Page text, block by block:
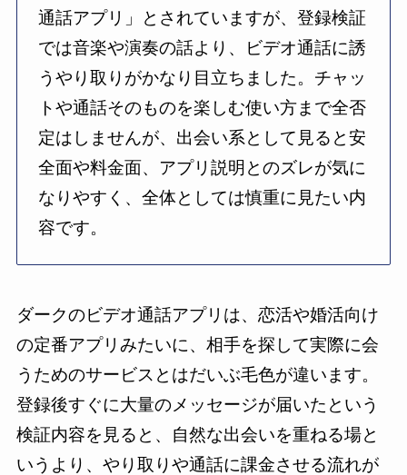
通話アプリ」とされていますが、登録検証
では音楽や演奏の話より、ビデオ通話に誘
うやり取りがかなり目立ちました。チャッ
トや通話そのものを楽しむ使い方まで全否
定はしませんが、出会い系として見ると安
全面や料金面、アプリ説明とのズレが気に
なりやすく、全体としては慎重に見たい内
容です。
ダークのビデオ通話アプリは、恋活や婚活向け
の定番アプリみたいに、相手を探して実際に会
うためのサービスとはだいぶ毛色が違います。
登録後すぐに大量のメッセージが届いたという
検証内容を見ると、自然な出会いを重ねる場と
いうより、やり取りや通話に課金させる流れが